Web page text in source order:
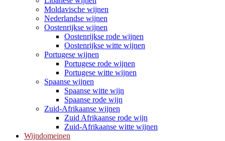
Moldavische wijnen
Nederlandse wijnen
Oostenrijkse wijnen
Oostenrijkse rode wijnen
Oostenrijkse witte wijnen
Portugese wijnen
Portugese rode wijnen
Portugese witte wijnen
Spaanse wijnen
Spaanse witte wijn
Spaanse rode wijn
Zuid-Afrikaanse wijnen
Zuid Afrikaanse rode wijn
Zuid-Afrikaanse witte wijnen
Wijndomeinen